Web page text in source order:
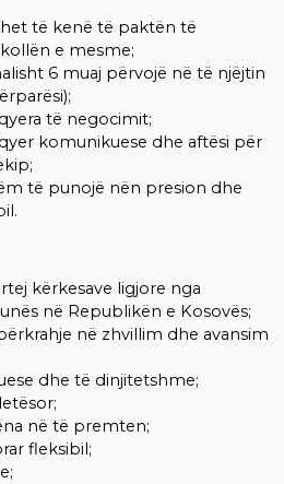
të kenë të paktën të
e mesme;
6 muaj përvojë në të njëjtin
të negocimit;
komunikuese dhe aftësi për
të punojë nën presion dhe
kërkesave ligjore nga
në Republikën e Kosovës;
në zhvillim dhe avansim
dhe të dinjitetshme;
në të premten;
fleksibil;